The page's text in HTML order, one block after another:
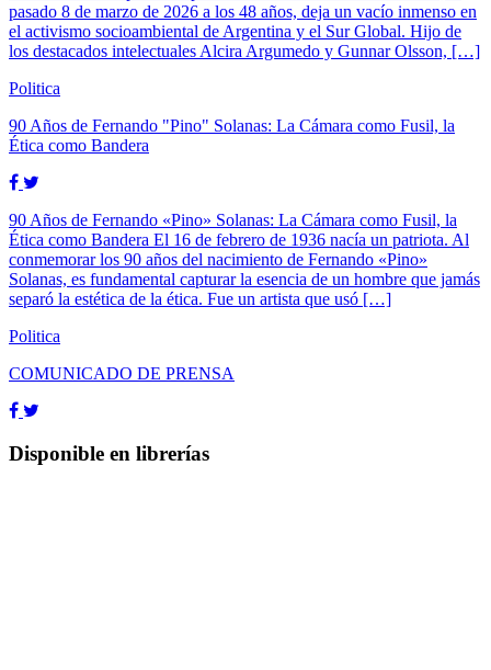
pasado 8 de marzo de 2026 a los 48 años, deja un vacío inmenso en
el activismo socioambiental de Argentina y el Sur Global. Hijo de
los destacados intelectuales Alcira Argumedo y Gunnar Olsson, […]
Politica
90 Años de Fernando "Pino" Solanas: La Cámara como Fusil, la
Ética como Bandera
90 Años de Fernando «Pino» Solanas: La Cámara como Fusil, la
Ética como Bandera El 16 de febrero de 1936 nacía un patriota. Al
conmemorar los 90 años del nacimiento de Fernando «Pino»
Solanas, es fundamental capturar la esencia de un hombre que jamás
separó la estética de la ética. Fue un artista que usó […]
Politica
COMUNICADO DE PRENSA
Disponible en librerías